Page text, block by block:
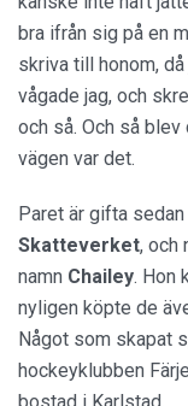
bra ifrån sig på en
skriva till honom,
vågade jag, och
och så. Och så
vägen var det.
Paret är gifta
Skatteverket, och
namn Chailey. Hon
nyligen köpte de
Något som skapat
hockeyklubben